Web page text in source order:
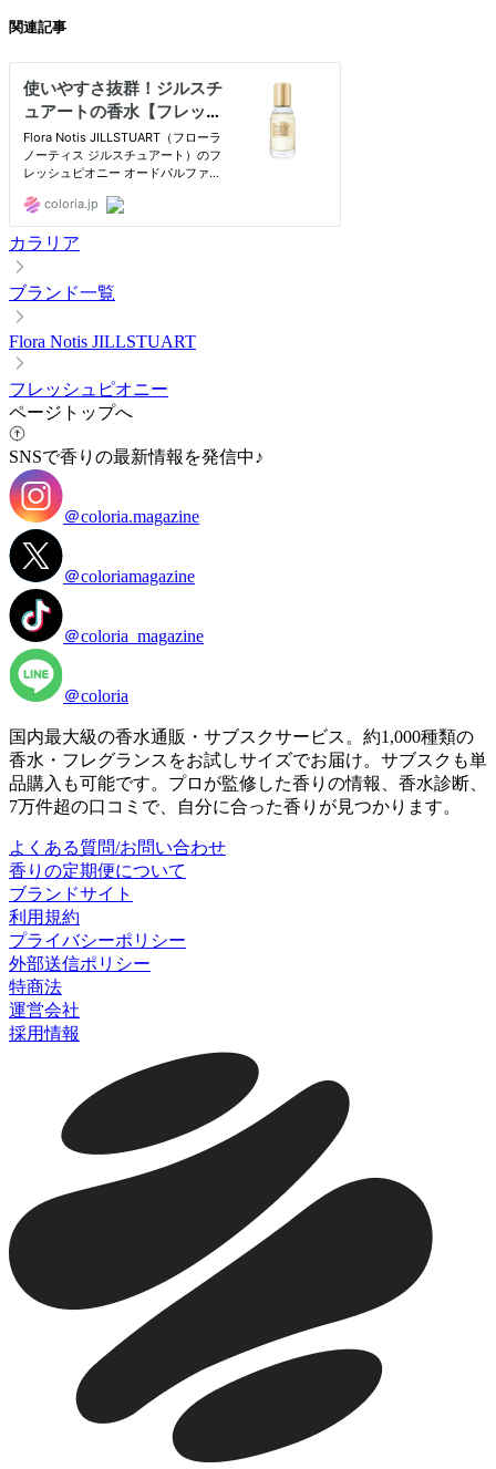
関連記事
カラリア
ブランド一覧
Flora Notis JILLSTUART
フレッシュピオニー
ページトップへ
SNSで香りの最新情報を発信中♪
＠coloria.magazine
＠coloriamagazine
＠coloria_magazine
＠coloria
国内最大級の香水通販・サブスクサービス。約1,000種類の
香水・フレグランスをお試しサイズでお届け。サブスクも単
品購入も可能です。プロが監修した香りの情報、香水診断、
7万件超の口コミで、自分に合った香りが見つかります。
よくある質問/お問い合わせ
香りの定期便について
ブランドサイト
利用規約
プライバシーポリシー
外部送信ポリシー
特商法
運営会社
採用情報